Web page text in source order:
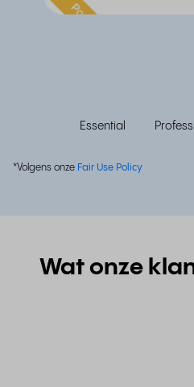
Populair
Essential
*Volgens onze Fair Use Policy
Wat onze